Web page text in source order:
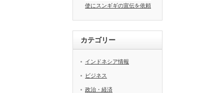
使にスンギギの宣伝を依頼
カテゴリー
インドネシア情報
ビジネス
政治・経済